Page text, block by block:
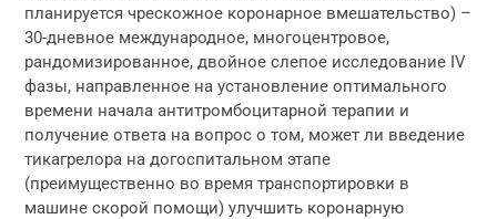
планируется чрескожное коронарное вмешательство) –
30-дневное международное, многоцентровое,
рандомизированное, двойное слепое исследование IV
фазы, направленное на установление оптимального
времени начала антитромбоцитарной терапии и
получение ответа на вопрос о том, может ли введение
тикагрелора на догоспитальном этапе
(преимущественно во время транспортировки в
машине скорой помощи) улучшить коронарную